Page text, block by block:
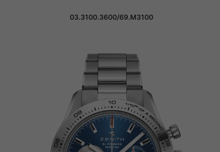
03.3100.3600/69.M3100